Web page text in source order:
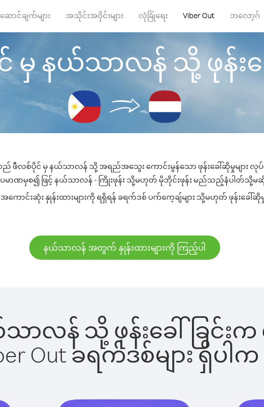
ာင်ချက်များ အသိုင်းအဝိုင်းများ လုံခြုံရေး Viber Out ဘလော့ဂ်
မှ နယ်သာလန် သို့ ဖုန်း
သည် ဖီလစ်ပိုင် မှ နယ်သာလန် သို့ အရည်အသွေး ကောင်းမွန်သော ဖုန်းခေါ်ဆိုမှုများ
ပမာဏမှစ၍ ဖြင့် နယ်သာလန် - ကြိုးဖုန်း သို့မဟုတ် မိုဘိုင်းဖုန်း မည်သည့်နံပါတ်သို့မဆို
ာင်းဆုံး နှုန်းထားများကို ရရှိရန် ခရက်ဒစ် ပက်ကေ့ချ်များ သို့မဟုတ် ဖုန်းခေ
နယ်သာလန် အတွက် နှုန်းထားများကို ကြည့်ပါ
ယ်သာလန် သို့ ဖုန်းခေါ်ခြ
Out ခရက်ဒစ်များ ရှိပ